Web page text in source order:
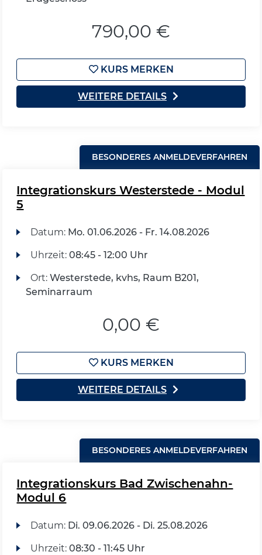
790,00 €
KURS MERKEN
WEITERE DETAILS
BESONDERES ANMELDEVERFAHREN
Integrationskurs Westerstede - Modul
5
Datum: Mo. 01.06.2026 - Fr. 14.08.2026
Uhrzeit: 08:45 - 12:00 Uhr
Ort: Westerstede, kvhs, Raum B201,
Seminarraum
0,00 €
KURS MERKEN
WEITERE DETAILS
BESONDERES ANMELDEVERFAHREN
Integrationskurs Bad Zwischenahn-
Modul 6
Datum: Di. 09.06.2026 - Di. 25.08.2026
Uhrzeit: 08:30 - 11:45 Uhr